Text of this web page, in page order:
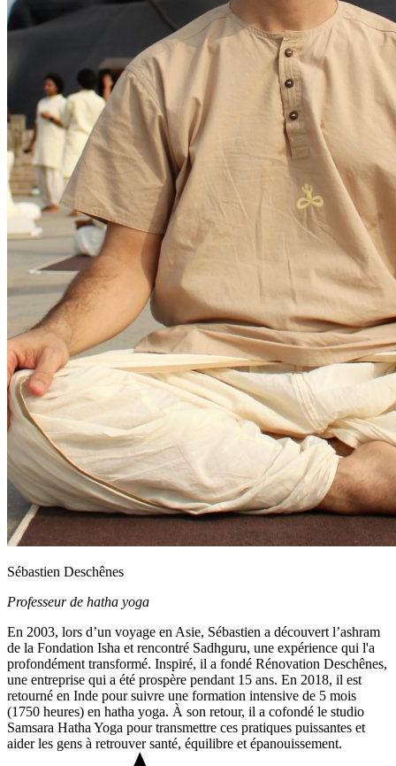
Sébastien Deschênes
Professeur de hatha yoga
En 2003, lors d’un voyage en Asie, Sébastien a découvert l’ashram
de la Fondation Isha et rencontré Sadhguru, une expérience qui l'a
profondément transformé. Inspiré, il a fondé Rénovation Deschênes,
une entreprise qui a été prospère pendant 15 ans. En 2018, il est
retourné en Inde pour suivre une formation intensive de 5 mois
(1750 heures) en hatha yoga. À son retour, il a cofondé le studio
Samsara Hatha Yoga pour transmettre ces pratiques puissantes et
aider les gens à retrouver santé, équilibre et épanouissement.